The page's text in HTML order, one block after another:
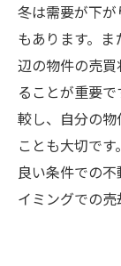
冬は需要が下
もあります。
辺の物件の売
ることが重要
較し、自分の
ことも大切で
良い条件での
イミングでの売